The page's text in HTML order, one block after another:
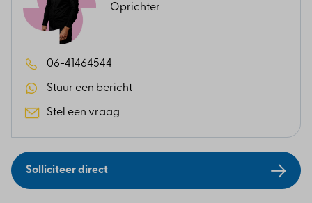
Oprichter
06-41464544
Stuur een bericht
Stel een vraag
Solliciteer direct